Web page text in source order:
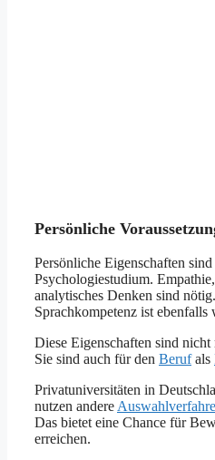
Persönliche
Persönliche Eigenschaften
Psychologiestudium.
analytisches Denken sind
Sprachkompetenz ist ebenfalls
Diese Eigenschaften sind
Sie sind auch für den Berufals
Privatuniversitäten in
nutzen andere
Das bietet eine Chance für
erreichen.